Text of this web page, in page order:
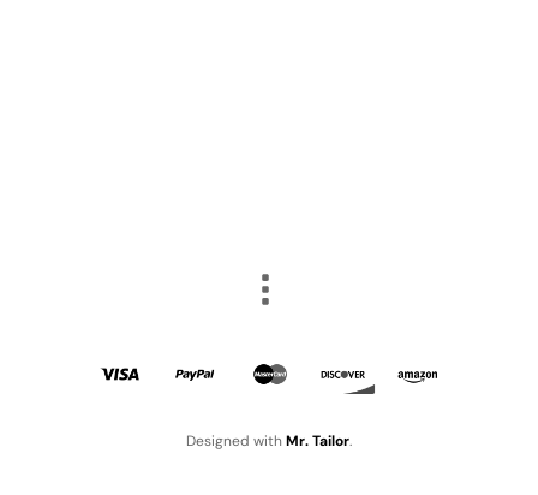
Designed withMr. Tailor.